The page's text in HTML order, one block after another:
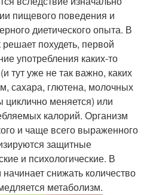
пищевого поведения и
диетического опыта. В
похудеть, первой
употребления каких-то
тут уже не так важно, каких
сахара, глютена, молочных
циклично меняется) или
калорий. Организм
и чаще всего выраженного
защитные
и психологические. В
снижать количество
метаболизм.